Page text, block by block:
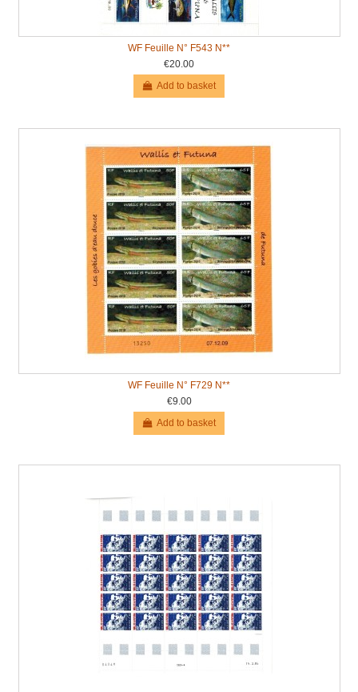
WF Feuille N° F543 N**
€20.00
Add to basket
WF Feuille N° F729 N**
€9.00
Add to basket